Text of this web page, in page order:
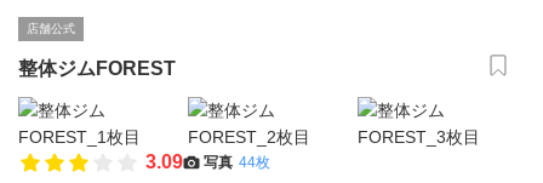
店舗公式
整体ジムFOREST
3.09 写真 44枚